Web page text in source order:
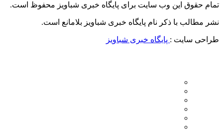
تمام حقوق این وب سایت برای پایگاه خبری شباویز محفوظ است.
نشر مطالب با ذکر نام پایگاه خبری شباویز بلامانع است.
طراحی سایت : پایگاه خبری شباویز